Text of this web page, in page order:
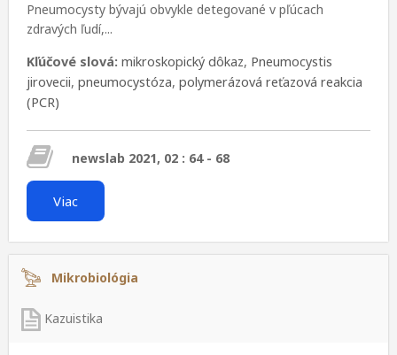
Pneumocysty bývajú obvykle detegované v pľúcach
zdravých ľudí,...
Kľúčové slová: mikroskopický dôkaz, Pneumocystis
jirovecii,pneumocystóza,polymerázová reťazová reakcia
(PCR)
newslab 2021, 02 : 64 - 68
Viac
Mikrobiológia
Kazuistika